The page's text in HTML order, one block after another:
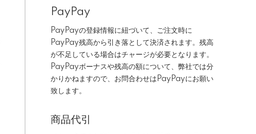
PayPay
PayPayの登録情報に紐づいて、ご注文時に
PayPay残高から引き落として決済されます。残高
が不足している場合はチャージが必要となります。
PayPayボーナスや残高の額について、弊社では分
かりかねますので、お問合わせはPayPayにお願い
致します。
商品代引